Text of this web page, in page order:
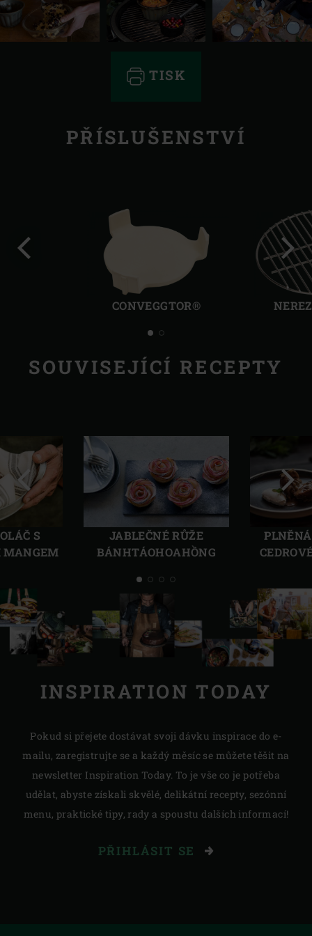
TISK
PŘÍSLUŠENSTVÍ
CONVEGGTOR®
Další
SOUVISEJÍCÍ RECEPTY
S
MANGEM
JABLEČNÉ RŮŽE
BÁNHTÁOHOAHỒNG
Další
INSPIRATION TODAY
Pokud si přejete dostávat svoji dávku inspirace do e-
mailu, zaregistrujte se a každý měsíc se můžete těšit na
newsletter Inspiration Today. To je vše co je potřeba
udělat, abyste získali skvělé, delikátní recepty, sezónní
menu, praktické tipy, rady a spoustu dalších informací!
PŘIHLÁSIT SE